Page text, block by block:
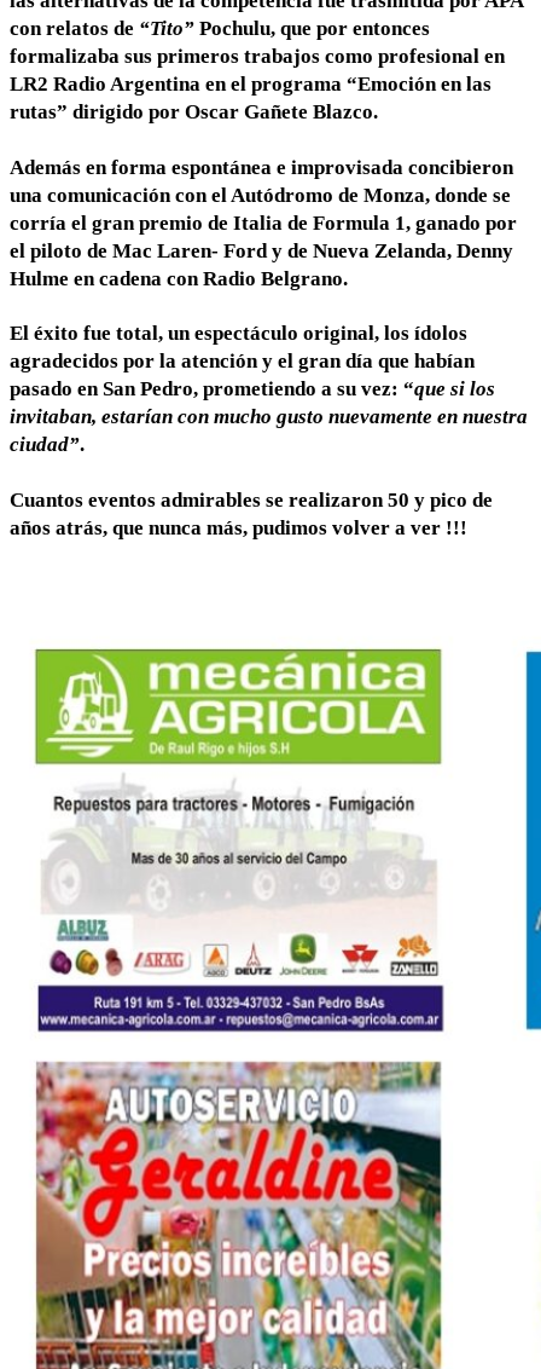
con relatos de “Tito” Pochulu, que por entonces
formalizaba sus primeros trabajos como profesional en
LR2 Radio Argentina en el programa “Emoción en las
rutas” dirigido por Oscar Gañete Blazco.
Además en forma espontánea e improvisada concibieron
una comunicación con el Autódromo de Monza, donde se
corría el gran premio de Italia de Formula 1, ganado por
el piloto de Mac Laren- Ford y de Nueva Zelanda, Denny
Hulme en cadena con Radio Belgrano.
El éxito fue total, un espectáculo original, los ídolos
agradecidos por la atención y el gran día que habían
pasado en San Pedro, prometiendo a su vez: “que si los
invitaban, estarían con mucho gusto nuevamente en nuestra
ciudad”.
Cuantos eventos admirables se realizaron 50 y pico de
años atrás, que nunca más, pudimos volver a ver !!!